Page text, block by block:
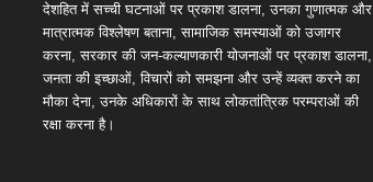
देशहित में सच्ची घटनाओं पर प्रकाश डालना, उनका गुणात्मक और
मात्रात्मक विश्लेषण बताना, सामाजिक समस्याओं को उजागर
करना, सरकार की जन-कल्याणकारी योजनाओं पर प्रकाश डालना,
जनता की इच्छाओं, विचारों को समझना और उन्हें व्यक्त करने का
मौका देना, उनके अधिकारों के साथ लोकतांत्रिक परम्पराओं की
रक्षा करना है।